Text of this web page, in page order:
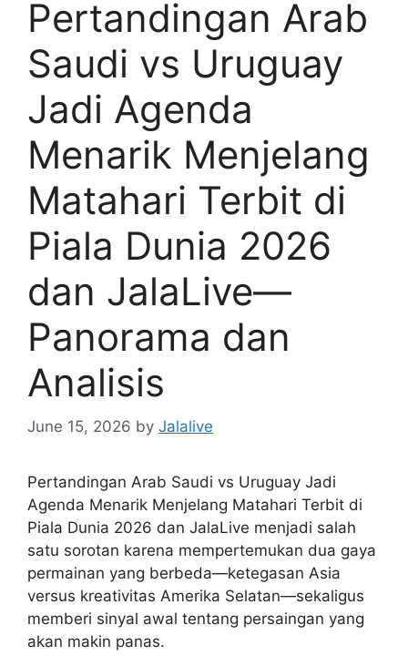
Pertandingan Arab
Saudi vs Uruguay
Jadi Agenda
Menarik Menjelang
Matahari Terbit di
Piala Dunia 2026
dan JalaLive—
Panorama dan
Analisis
June 15, 2026 by Jalalive
Pertandingan Arab Saudi vs Uruguay Jadi
Agenda Menarik Menjelang Matahari Terbit di
Piala Dunia 2026 dan JalaLive menjadi salah
satu sorotan karena mempertemukan dua gaya
permainan yang berbeda—ketegasan Asia
versus kreativitas Amerika Selatan—sekaligus
memberi sinyal awal tentang persaingan yang
akan makin panas.